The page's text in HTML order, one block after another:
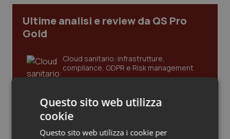
Marche
Piemonte
Provincia Autonoma di Bolzano
Provincia Autonoma di Trento
Donna & Salute
HIV
Infezioni & Febbre
Ipertensione & Scompenso
Ultime analisi e review da QS Pro
Gold
Cloud sanitario: infrastrutture,
compliance, GDPR e Risk management
Gestione dell'Ipertensione resistente:
dalle Linee Guida alle terapie innovative
Questo sito web utilizza
cookie
Questo sito web utilizza i cookie per